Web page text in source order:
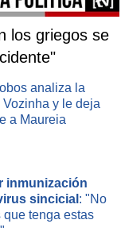
los griegos se
analiza la
Vozinha y le deja
a Maureia
inmunización
sincicial : "No
que tenga estas